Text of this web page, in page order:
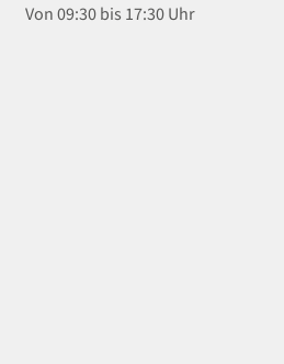
Von 09:30 bis 17:30 Uhr